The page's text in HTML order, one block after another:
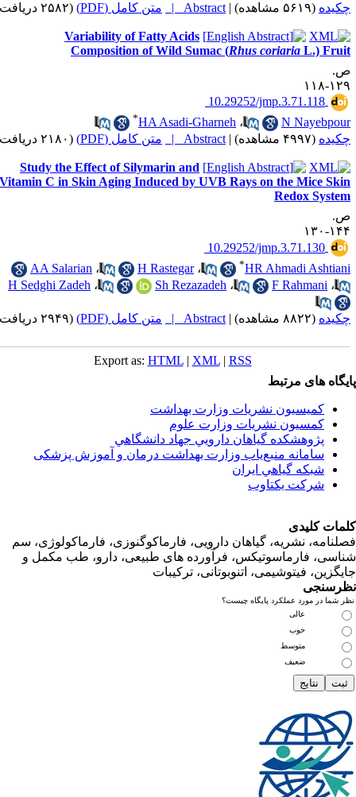
(۵۶۱۹ مشاهده) |
Abstract | متن کامل (PDF) (۲۵۸۲ دریافت)
Variability of Fatty Acids
Composition of Wild Sumac (Rhus coriaria L.)
‎ 10.29252/jmp.3.71.118
N
،HA Asadi-Gharneh
*
(۴۹۹۷ مشاهده) |
Abstract | متن کامل (PDF) (۲۱۸۰ دریافت)
Study the Effect of Silymarin and
Vitamin C in Skin Aging Induced by UVB Rays on the Mice
Redox
‎ 10.29252/jmp.3.71.130
HR Ahmadi
* ،H Rastegar ،AA Salarian
،F Rahmani ،Sh Rezazadeh ،H Sedghi Zadeh
(۸۸۲۲ مشاهده) |
Abstract | متن کامل (PDF) (۲۹۴۹ دریافت)
Export as:HTML|XML|RSS
های مرتبط
کمیسیون نشریات وزارت بهداشت
کمسیون نشریات وزارت علوم
پژوهشكده گياهان دارويي جهاد دانشگاهي
سامانه منبع‌ياب وزارت بهداشت درمان و آموزش پزشکی
شبكه گياهي ايران
شرکت یکتاوب
کلیدی
نشریه، گیاهان دارویی، فارماکوگنوزی، فارماکولوژی، سم
فارماسوتیکس، فرآورده های طبیعی، دارو، طب مکمل و
فیتوشیمی، اتنوبوتانی، ترکیبات
در مورد عملکرد پایگاه چیست؟
متوسط
ضعیف